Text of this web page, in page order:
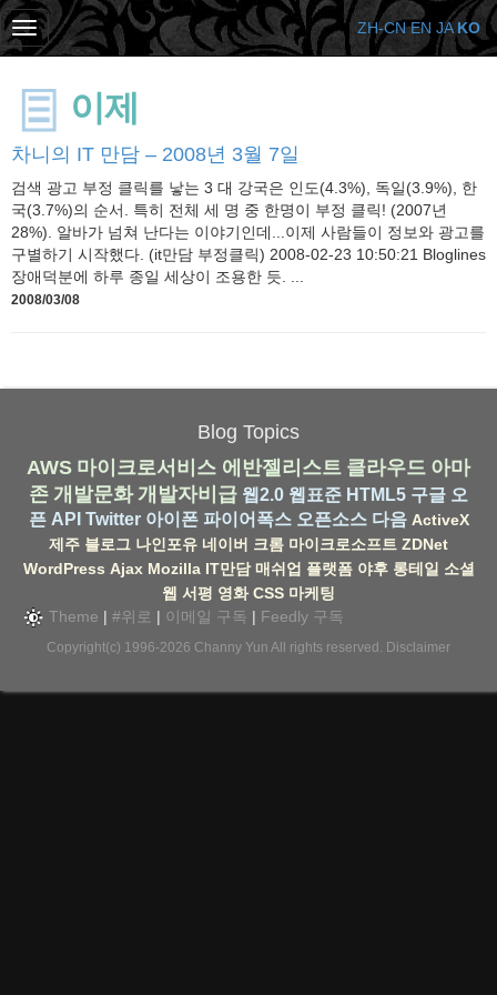
이제
차니의 IT 만담 – 2008년 3월 7일
검색 광고 부정 클릭를 낳는 3 대 강국은 인도(4.3%), 독일(3.9%), 한
국(3.7%)의 순서. 특히 전체 세 명 중 한명이 부정 클릭! (2007년
28%). 알바가 넘쳐 난다는 이야기인데...이제 사람들이 정보와 광고를
구별하기 시작했다. (it만담 부정클릭) 2008-02-23 10:50:21 Bloglines
장애덕분에 하루 종일 세상이 조용한 듯. ...
2008/03/08
Blog Topics
AWS 마이크로서비스 에반젤리스트 클라우드 아마
존 개발문화 개발자비급 웹2.0 웹표준 HTML5 구글 오
픈 API Twitter 아이폰 파이어폭스 오픈소스 다음 ActiveX
제주 블로그 나인포유 네이버 크롬 마이크로소프트 ZDNet
WordPress Ajax Mozilla IT만담 매쉬업 플랫폼 야후 롱테일 소셜
웹 서평 영화 CSS 마케팅
Theme | #위로 | 이메일 구독 | Feedly 구독
Copyright(c) 1996-2026 Channy Yun All rights reserved. Disclaimer
ZH-CN EN JA KO